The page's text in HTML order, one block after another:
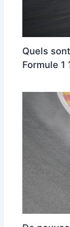
Quels
Formule 1